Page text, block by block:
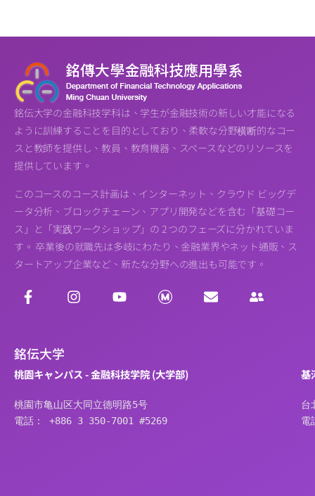
銘伝大学の金融科技学科は、学生が金融技術の新しい才能になる
ように訓練することを目的としており、柔軟な分野横断的なコー
スと教師を提供し、教員、教育機器、スペースなどのリソースを
提供しています。
このコースのコース計画は、インターネット、クラウド ビッグデ
ータ分析、ブロックチェーン、アプリ開発などを含む「基礎コー
ス」と「実践ワークショップ」の 2 つのフェーズに分かれていま
す。 卒業後の就職先は多岐にわたり、金融業界やネット通販、ス
タートアップ企業など、新たな分野への進出も可能です。
銘伝大学
桃園キャンパス - 金融科技学院 (大学部)
桃園市亀山区大同立德明路5号
電話： +886 3 350-7001 #5269
基
台
電